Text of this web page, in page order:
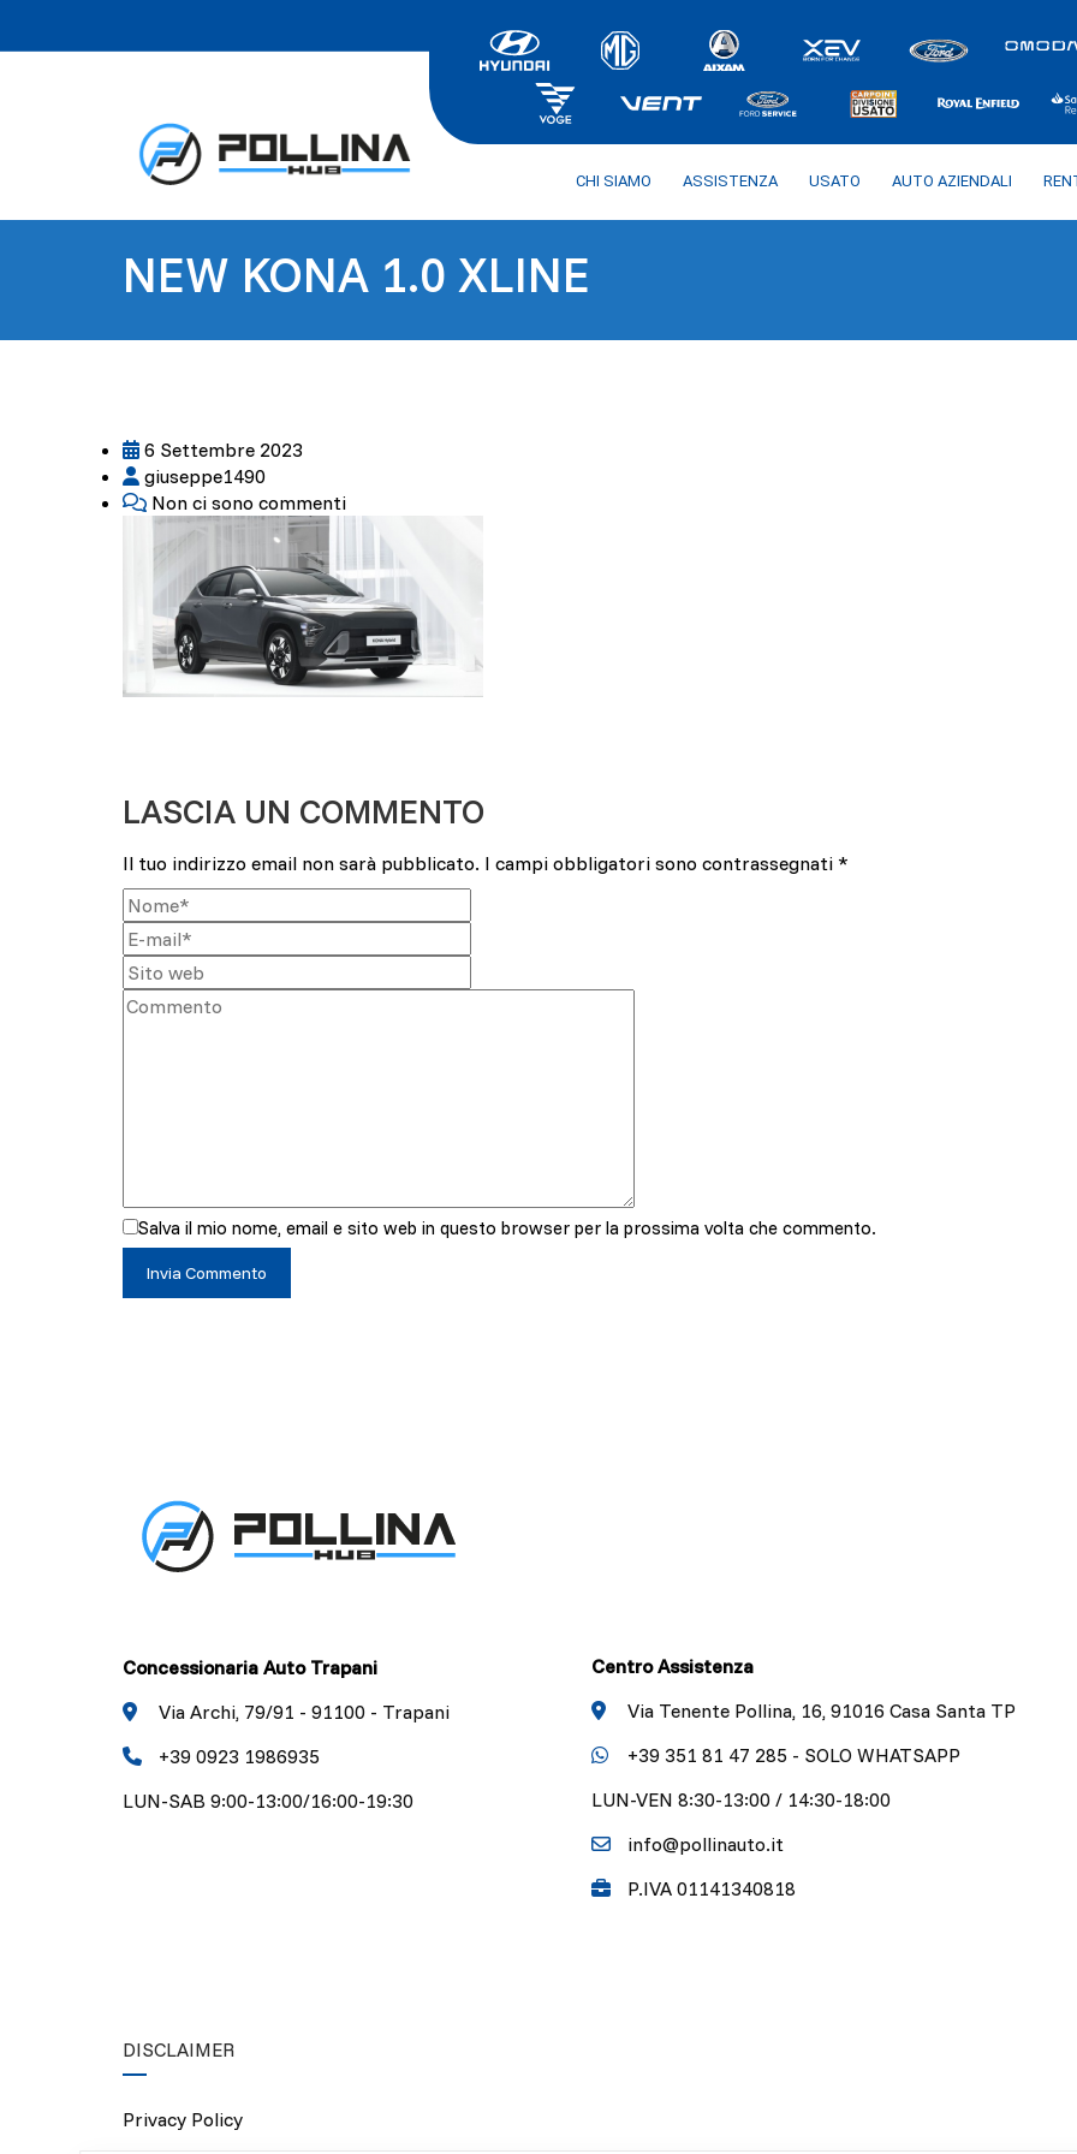
CHI SIAMO ASSISTENZA USATO AUTO AZIENDALI
NEW KONA 1.0 XLINE
6 Settembre 2023
giuseppe1490
Non ci sono commenti
LASCIA UN COMMENTO
Il tuo indirizzo email non sarà pubblicato. I campi obbligatori sono contrassegnati *
Salva il mio nome, email e sito web in questo browser per la prossima volta che commento.
Concessionaria Auto Trapani
Via Archi, 79/91 - 91100 - Trapani
+39 0923 1986935
LUN-SAB 9:00-13:00/16:00-19:30
Centro Assistenza
Via Tenente Pollina, 16, 91016 Casa Santa TP
+39 351 81 47 285 - SOLO WHATSAPP
LUN-VEN 8:30-13:00 / 14:30-18:00
info@pollinauto.it
P.IVA 01141340818
DISCLAIMER
Privacy Policy